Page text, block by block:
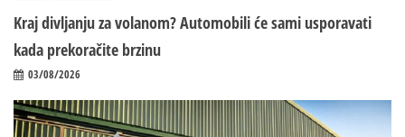
Kraj divljanju za volanom? Automobili će sami usporavati
kada prekoračite brzinu
03/08/2026